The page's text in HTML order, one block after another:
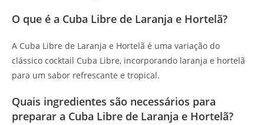
O que é a Cuba Libre de Laranja e Hortelã?
A Cuba Libre de Laranja e Hortelã é uma variação do
clássico cocktail Cuba Libre, incorporando laranja e hortelã
para um sabor refrescante e tropical.
Quais ingredientes são necessários para
preparar a Cuba Libre de Laranja e Hortelã?